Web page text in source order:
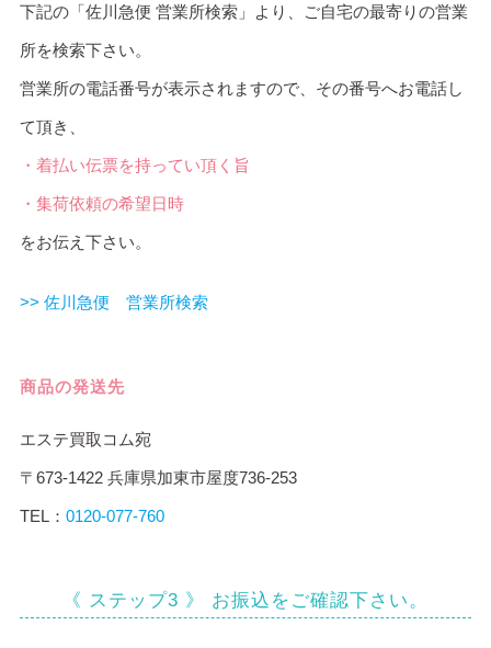
下記の「佐川急便 営業所検索」より、ご自宅の最寄りの営業
所を検索下さい。
営業所の電話番号が表示されますので、その番号へお電話し
て頂き、
・着払い伝票を持ってい頂く旨
・集荷依頼の希望日時
をお伝え下さい。
>> 佐川急便 営業所検索
商品の発送先
エステ買取コム宛
〒673-1422 兵庫県加東市屋度736-253
TEL： 0120-077-760
《 ステップ3 》 お振込をご確認下さい。